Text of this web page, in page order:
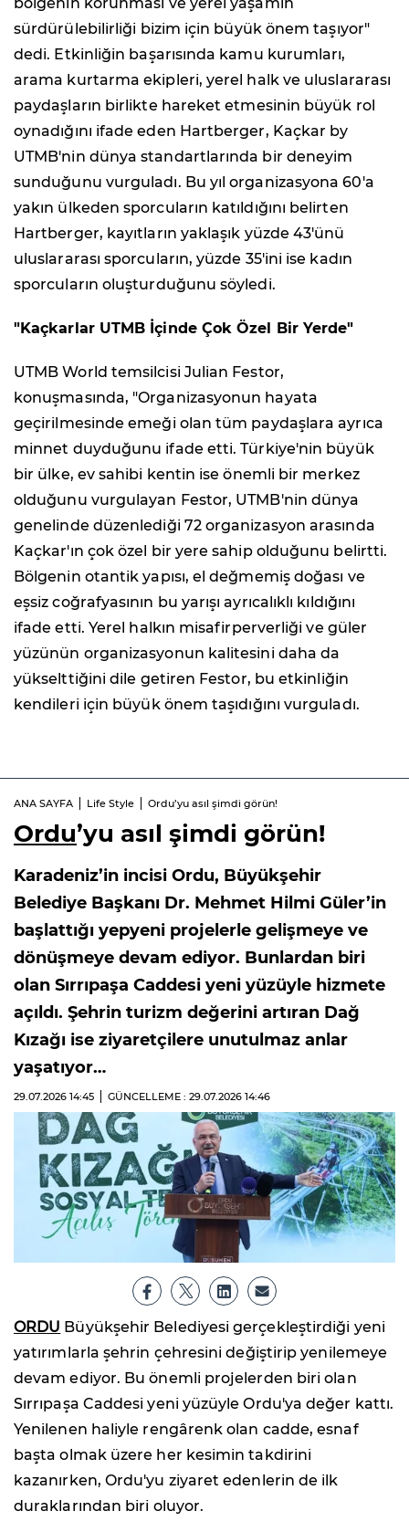
sürdürülebilirliği bizim için büyük önem taşıyor"
dedi. Etkinliğin başarısında kamu kurumları,
arama kurtarma ekipleri, yerel halk ve uluslararası
paydaşların birlikte hareket etmesinin büyük rol
oynadığını ifade eden Hartberger, Kaçkar by
UTMB'nin dünya standartlarında bir deneyim
sunduğunu vurguladı. Bu yıl organizasyona 60'a
yakın ülkeden sporcuların katıldığını belirten
Hartberger, kayıtların yaklaşık yüzde 43'ünü
uluslararası sporcuların, yüzde 35'ini ise kadın
sporcuların oluşturduğunu söyledi.
"Kaçkarlar UTMB İçinde Çok Özel Bir Yerde"
UTMB World temsilcisi Julian Festor,
konuşmasında, "Organizasyonun hayata
geçirilmesinde emeği olan tüm paydaşlara ayrıca
minnet duyduğunu ifade etti. Türkiye'nin büyük
bir ülke, ev sahibi kentin ise önemli bir merkez
olduğunu vurgulayan Festor, UTMB'nin dünya
genelinde düzenlediği 72 organizasyon arasında
Kaçkar'ın çok özel bir yere sahip olduğunu belirtti.
Bölgenin otantik yapısı, el değmemiş doğası ve
eşsiz coğrafyasının bu yarışı ayrıcalıklı kıldığını
ifade etti. Yerel halkın misafirperverliği ve güler
yüzünün organizasyonun kalitesini daha da
yükselttiğini dile getiren Festor, bu etkinliğin
kendileri için büyük önem taşıdığını vurguladı.
ANA SAYFA Life Style Ordu’yu asıl şimdi görün!
Ordu’yu asıl şimdi görün!
Karadeniz’in incisi Ordu, Büyükşehir
Belediye Başkanı Dr. Mehmet Hilmi Güler’in
başlattığı yepyeni projelerle gelişmeye ve
dönüşmeye devam ediyor. Bunlardan biri
olan Sırrıpaşa Caddesi yeni yüzüyle hizmete
açıldı. Şehrin turizm değerini artıran Dağ
Kızağı ise ziyaretçilere unutulmaz anlar
yaşatıyor…
29.07.2026 14:45 GÜNCELLEME : 29.07.2026 14:46
ORDU Büyükşehir Belediyesi gerçekleştirdiği yeni
yatırımlarla şehrin çehresini değiştirip yenilemeye
devam ediyor. Bu önemli projelerden biri olan
Sırrıpaşa Caddesi yeni yüzüyle Ordu'ya değer kattı.
Yenilenen haliyle rengârenk olan cadde, esnaf
başta olmak üzere her kesimin takdirini
kazanırken, Ordu'yu ziyaret edenlerin de ilk
duraklarından biri oluyor.